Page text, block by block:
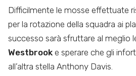
Difficilmente le mosse effettuate
per la rotazione della squadra ai
successo sarà sfruttare al meglio
Westbrook e sperare che gli
all’altra stella Anthony Davis.